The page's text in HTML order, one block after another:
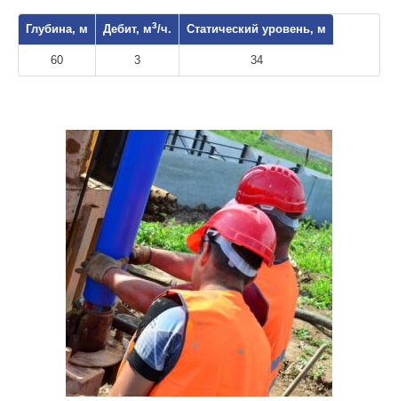
Глубина, м Дебит, м3/ч. Статический уровень, м
60 3 34